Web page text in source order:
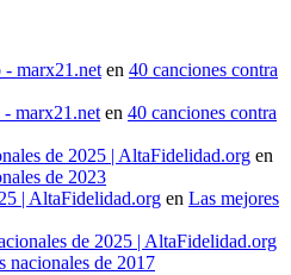
- marx21.neten 40 canciones contra
- marx21.neten 40 canciones contra
de 2025 | AltaFidelidad.org en
de 2023
| AltaFidelidad.org en Las mejores
de 2025 | AltaFidelidad.org
nacionales de 2017